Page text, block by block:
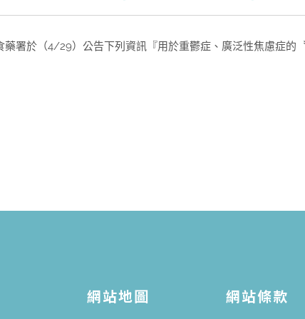
藥署於（4/29）公告下列資訊『用於重鬱症、廣泛性焦慮症的
網站地圖 網站條款